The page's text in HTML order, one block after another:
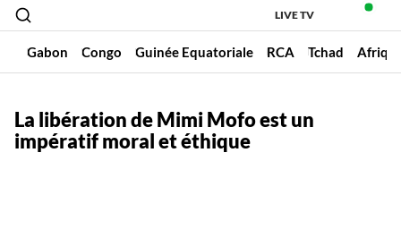
LIVE TV
Gabon Congo Guinée Equatoriale RCA Tchad
La libération de Mimi Mofo est un
impératif moral et éthique